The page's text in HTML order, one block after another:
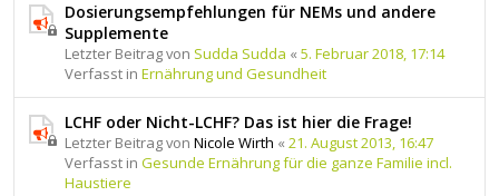
Dosierungsempfehlungen für NEMs und andere
Supplemente
Letzter Beitrag von Sudda Sudda « 5. Februar 2018, 17:14
Verfasst in Ernährung und Gesundheit
LCHF oder Nicht-LCHF? Das ist hier die Frage!
Letzter Beitrag von Nicole Wirth « 21. August 2013, 16:47
Verfasst in Gesunde Ernährung für die ganze Familie incl.
Haustiere